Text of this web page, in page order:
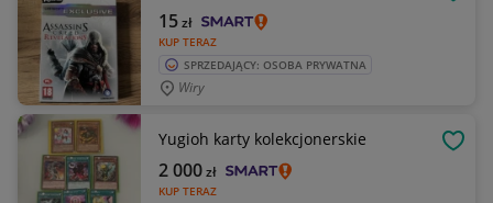
KUP TERAZ
15zł
SPRZEDAJĄCY: OSOBA PRYWATNA
Wiry
Yugioh karty kolekcjonerskie
KUP TERAZ
2 000zł